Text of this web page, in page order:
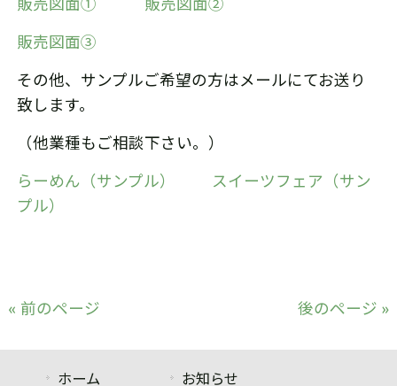
販売図面① 販売図面②
販売図面③
その他、サンプルご希望の方はメールにてお送り
致します。
（他業種もご相談下さい。）
らーめん（サンプル）
スイーツフェア（サン
プル）
« 前のページ 後のページ »
ホーム お知らせ